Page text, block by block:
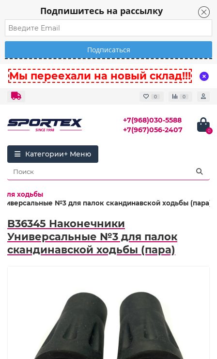
Подпишитесь на рассылку
Мы переехали на новый склад!!!
0 0
+7(968)030-5588
+7(967)056-2407
0
Категории
для ходьбы
№3 для палок скандинавской ходьбы (пара)
B36345 Наконечники
Универсальные №3 для палок
скандинавской ходьбы (пара)